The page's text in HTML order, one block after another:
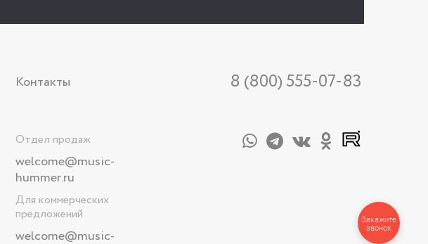
Контакты 8 (800) 555-07-83
Отдел продаж
welcome@music-
hummer.ru
Для коммерческих
предложений
welcome@music-
Закажите
звонок